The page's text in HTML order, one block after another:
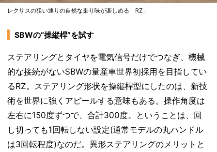
レクサスの狙い通りの自然な乗り味が楽しめる「RZ」
SBWの“操縦桿”を試す
ステアリングとタイヤを電気信号だけでつなぎ、機械
的な接続がないSBWの量産車世界初採用を目指してい
るRZ。ステアリング形状を操縦桿型にしたのは、新技
術を世界に強くアピールする意味もある。操作角度は
左右に150度ずつで、合計300度。ということは、回
し切っても1回転しない設定(通常モデルの丸ハンドル
は3回転程度)なのだ。異形ステアリングのメリットと